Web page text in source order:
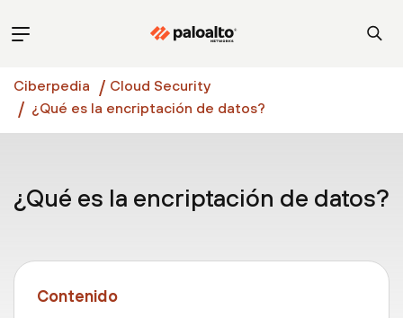
Ciberpedia
Cloud Security
¿Qué es la encriptación de datos?
¿Qué es la encriptación de datos?
Contenido